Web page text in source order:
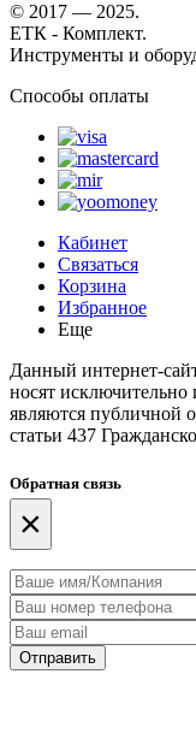
© 2017 — 2025.
ЕТК - Комплект.
Инструменты и
Способы оплаты
Кабинет
Связаться
Корзина
Избранное
Еще
Данный интернет-
носят
являются публичной
статьи 437
Обратная связь
×
Отправить